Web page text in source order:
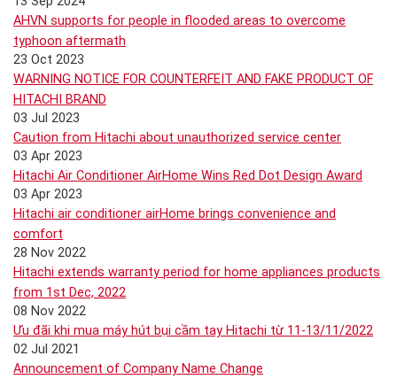
AHVN supports for people in flooded areas to overcome
typhoon aftermath
23 Oct 2023
WARNING NOTICE FOR COUNTERFEIT AND FAKE PRODUCT OF
HITACHI BRAND
03 Jul 2023
Caution from Hitachi about unauthorized service center
03 Apr 2023
Hitachi Air Conditioner AirHome Wins Red Dot Design Award
03 Apr 2023
Hitachi air conditioner airHome brings convenience and
comfort
28 Nov 2022
Hitachi extends warranty period for home appliances products
from 1st Dec, 2022
08 Nov 2022
Ưu đãi khi mua máy hút bụi cầm tay Hitachi từ 11-13/11/2022
02 Jul 2021
Announcement of Company Name Change